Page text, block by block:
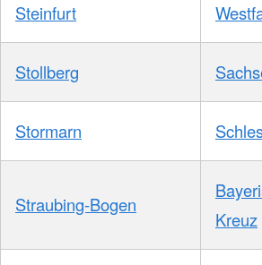
Steinfurt
Stollberg
Stormarn
Straubing-Bogen
Kreuz